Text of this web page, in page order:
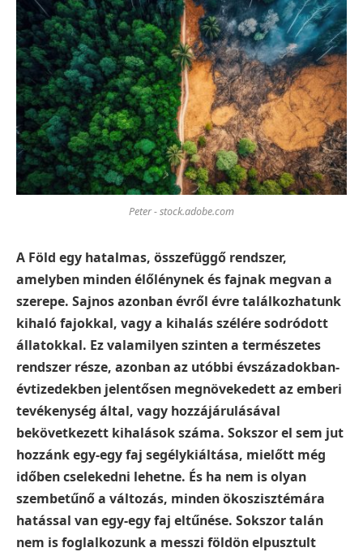
Peter - stock.adobe.com
A Föld egy hatalmas, összefüggő rendszer,
amelyben minden élőlénynek és fajnak megvan a
szerepe. Sajnos azonban évről évre találkozhatunk
kihaló fajokkal, vagy a kihalás szélére sodródott
állatokkal. Ez valamilyen szinten a természetes
rendszer része, azonban az utóbbi évszázadokban-
évtizedekben jelentősen megnövekedett az emberi
tevékenység által, vagy hozzájárulásával
bekövetkezett kihalások száma. Sokszor el sem jut
hozzánk egy-egy faj segélykiáltása, mielőtt még
időben cselekedni lehetne. És ha nem is olyan
szembetűnő a változás, minden ökoszisztémára
hatással van egy-egy faj eltűnése. Sokszor talán
nem is foglalkozunk a messzi földön elpusztult